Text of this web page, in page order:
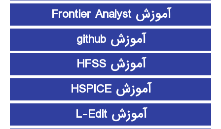
آموزش Frontier Analyst
آموزش github
آموزش HFSS
آموزش HSPICE
آموزش L-Edit